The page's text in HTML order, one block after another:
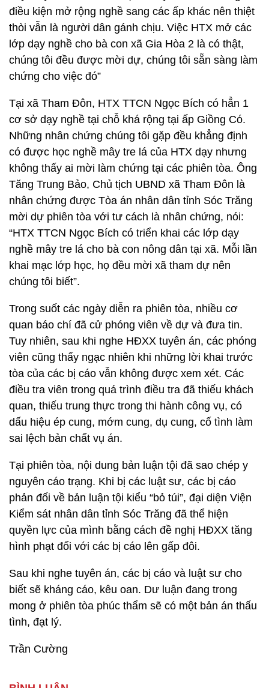
điều kiện mở rộng nghề sang các ấp khác nên thiệt
thòi vẫn là người dân gánh chịu. Việc HTX mở các
lớp dạy nghề cho bà con xã Gia Hòa 2 là có thật,
chúng tôi đều được mời dự, chúng tôi sẵn sàng làm
chứng cho việc đó”
Tại xã Tham Đôn, HTX TTCN Ngọc Bích có hẳn 1
cơ sở dạy nghề tại chỗ khá rộng tại ấp Giồng Có.
Những nhân chứng chúng tôi gặp đều khẳng định
có được học nghề mây tre lá của HTX dạy nhưng
không thấy ai mời làm chứng tại các phiên tòa. Ông
Tăng Trung Bảo, Chủ tịch UBND xã Tham Đôn là
nhân chứng được Tòa án nhân dân tỉnh Sóc Trăng
mời dự phiên tòa với tư cách là nhân chứng, nói:
“HTX TTCN Ngọc Bích có triển khai các lớp dạy
nghề mây tre lá cho bà con nông dân tại xã. Mỗi lần
khai mạc lớp học, họ đều mời xã tham dự nên
chúng tôi biết”.
Trong suốt các ngày diễn ra phiên tòa, nhiều cơ
quan báo chí đã cử phóng viên về dự và đưa tin.
Tuy nhiên, sau khi nghe HĐXX tuyên án, các phóng
viên cũng thấy ngạc nhiên khi những lời khai trước
tòa của các bị cáo vẫn không được xem xét. Các
điều tra viên trong quá trình điều tra đã thiếu khách
quan, thiếu trung thực trong thi hành công vụ, có
dấu hiệu ép cung, mớm cung, dụ cung, cố tình làm
sai lệch bản chất vụ án.
Tại phiên tòa, nội dung bản luận tội đã sao chép y
nguyên cáo trạng. Khi bị các luật sư, các bị cáo
phản đối về bản luận tội kiểu “bỏ túi”, đại diện Viện
Kiểm sát nhân dân tỉnh Sóc Trăng đã thể hiện
quyền lực của mình bằng cách đề nghị HĐXX tăng
hình phạt đối với các bị cáo lên gấp đôi.
Sau khi nghe tuyên án, các bị cáo và luật sư cho
biết sẽ kháng cáo, kêu oan. Dư luận đang trong
mong ở phiên tòa phúc thẩm sẽ có một bản án thấu
tình, đạt lý.
Trần Cường